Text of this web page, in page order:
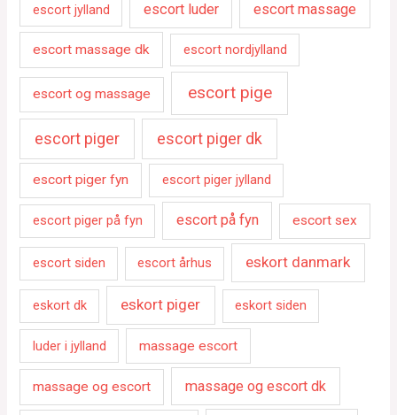
escort jylland escort luder escort massage
escort massage dk escort nordjylland
escort og massage escort pige
escort piger escort piger dk
escort piger fyn escort piger jylland
escort piger på fyn escort på fyn escort sex
escort siden escort århus eskort danmark
eskort dk eskort piger eskort siden
luder i jylland massage escort
massage og escort massage og escort dk